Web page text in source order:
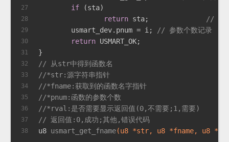
27
28
29
30
31
32
33
34
35
36
37
38
if (sta)
return
// 返
	usmart_dev.pnum = i;
// 参数个数记录
return USMART_OK;
}
// 从str中得到函数名
//*str:源字符串指针
//*fname:获取到的函数名字指针
//*pnum:函数的参数个数
//*rval:是否需要显示返回值(0,不需要;1,需要)
// 返回值:0,成功;其他,错误代码
u8 usmart_get_fname(u8 *str, u8 *fname, u8